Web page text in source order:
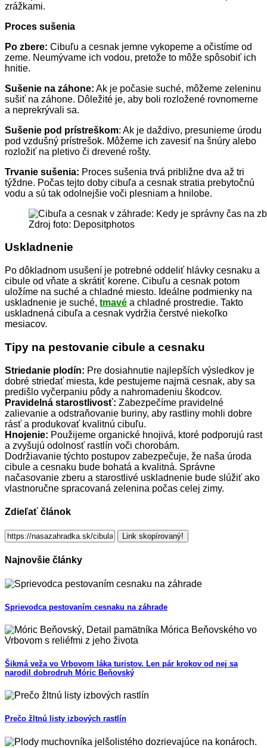
zrážkami.
Proces sušenia
Po zbere: Cibuľu a cesnak jemne vykopeme a očistíme od
zeme. Neumývame ich vodou, pretože to môže spôsobiť ich
hnitie.
Sušenie na záhone: Ak je počasie suché, môžeme zeleninu
sušiť na záhone. Dôležité je, aby boli rozložené rovnomerne
a neprekrývali sa.
Sušenie pod prístreškom: Ak je daždivo, presunieme úrodu
pod vzdušný prístrešok. Môžeme ich zavesiť na šnúry alebo
rozložiť na pletivo či drevené rošty.
Trvanie sušenia: Proces sušenia trvá približne dva až tri
týždne. Počas tejto doby cibuľa a cesnak stratia prebytočnú
vodu a sú tak odolnejšie voči plesniam a hnilobe.
Zdroj foto: Depositphotos
Uskladnenie
Po dôkladnom usušení je potrebné oddeliť hlávky cesnaku a
cibule od vňate a skrátiť korene. Cibuľu a cesnak potom
uložíme na suché a chladné miesto. Ideálne podmienky na
uskladnenie je suché, tmavé a chladné prostredie. Takto
uskladnená cibuľa a cesnak vydržia čerstvé niekoľko
mesiacov.
Tipy na pestovanie cibule a cesnaku
Striedanie plodín: Pre dosiahnutie najlepších výsledkov je
dobré striedať miesta, kde pestujeme najmä cesnak, aby sa
predišlo vyčerpaniu pôdy a nahromadeniu škodcov.
Pravidelná starostlivosť: Zabezpečíme pravidelné
zalievanie a odstraňovanie buriny, aby rastliny mohli dobre
rásť a produkovať kvalitnú cibuľu.
Hnojenie: Použijeme organické hnojivá, ktoré podporujú rast
a zvyšujú odolnosť rastlín voči chorobám.
Dodržiavanie týchto postupov zabezpečuje, že naša úroda
cibule a cesnaku bude bohatá a kvalitná. Správne
načasovanie zberu a starostlivé uskladnenie bude slúžiť ako
vlastnoručne spracovaná zelenina počas celej zimy.
Zdieľať článok
Link skopírovaný!
Najnovšie články
Sprievodca pestovaním cesnaku na záhrade
Šikmá veža vo Vrbovom láka turistov. Len pár krokov od nej sa
narodil dobrodruh Móric Beňovský
Prečo žltnú listy izbových rastlín